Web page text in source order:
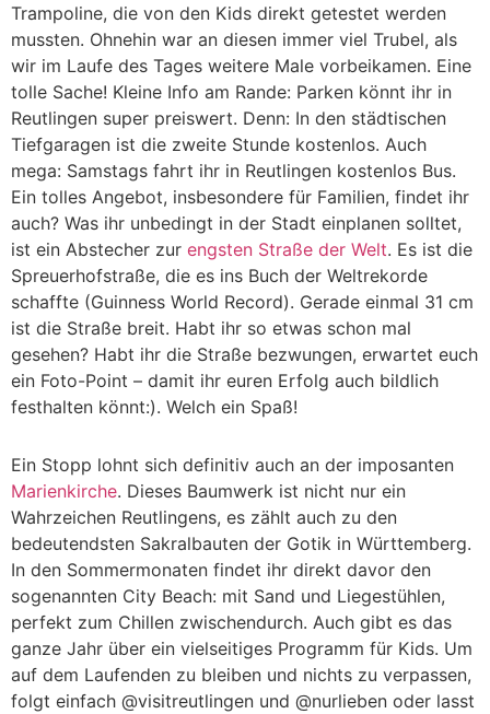
Trampoline, die von den Kids direkt getestet werden
mussten. Ohnehin war an diesen immer viel Trubel, als
wir im Laufe des Tages weitere Male vorbeikamen. Eine
tolle Sache! Kleine Info am Rande: Parken könnt ihr in
Reutlingen super preiswert. Denn: In den städtischen
Tiefgaragen ist die zweite Stunde kostenlos. Auch
mega: Samstags fahrt ihr in Reutlingen kostenlos Bus.
Ein tolles Angebot, insbesondere für Familien, findet ihr
auch? Was ihr unbedingt in der Stadt einplanen solltet,
ist ein Abstecher zur engsten Straße der Welt. Es ist die
Spreuerhofstraße, die es ins Buch der Weltrekorde
schaffte (Guinness World Record). Gerade einmal 31 cm
ist die Straße breit. Habt ihr so etwas schon mal
gesehen? Habt ihr die Straße bezwungen, erwartet euch
ein Foto-Point – damit ihr euren Erfolg auch bildlich
festhalten könnt:). Welch ein Spaß!
Ein Stopp lohnt sich definitiv auch an der imposanten
Marienkirche. Dieses Baumwerk ist nicht nur ein
Wahrzeichen Reutlingens, es zählt auch zu den
bedeutendsten Sakralbauten der Gotik in Württemberg.
In den Sommermonaten findet ihr direkt davor den
sogenannten City Beach: mit Sand und Liegestühlen,
perfekt zum Chillen zwischendurch. Auch gibt es das
ganze Jahr über ein vielseitiges Programm für Kids. Um
auf dem Laufenden zu bleiben und nichts zu verpassen,
folgt einfach @visitreutlingen und @nurlieben oder lasst